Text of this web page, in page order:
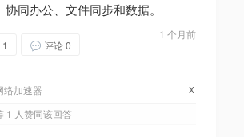
协同办公、文件同步和数据。
1 个月前
1 评论 0
络加速器 x
1 人赞同该回答